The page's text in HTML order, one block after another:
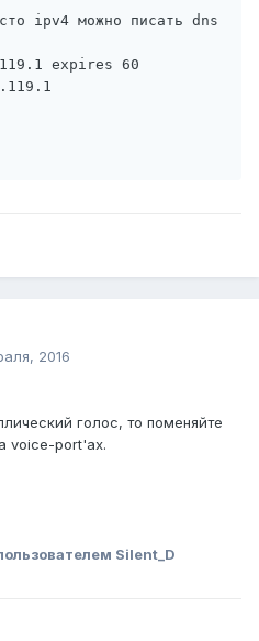
ipv4 можно писать dns
expires 60
2016
голос, то поменяйте
voice-port'ах.
Silent_D